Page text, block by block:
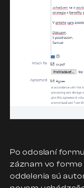
Po odoslaní
záznam vo forme
oddelenia sú